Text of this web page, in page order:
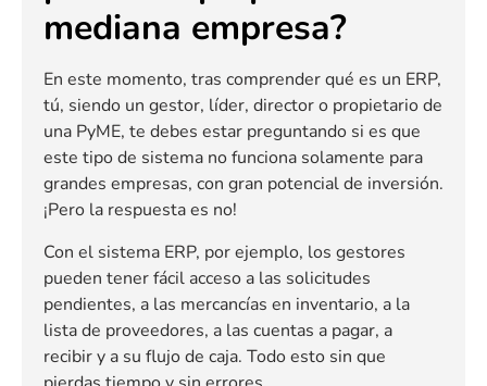
mediana empresa?
En este momento, tras comprender qué es un ERP,
tú, siendo un gestor, líder, director o propietario de
una PyME, te debes estar preguntando si es que
este tipo de sistema no funciona solamente para
grandes empresas, con gran potencial de inversión.
¡Pero la respuesta es no!
Con el sistema ERP, por ejemplo, los gestores
pueden tener fácil acceso a las solicitudes
pendientes, a las mercancías en inventario, a la
lista de proveedores, a las cuentas a pagar, a
recibir y a su flujo de caja. Todo esto sin que